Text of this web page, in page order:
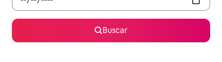
Buscar